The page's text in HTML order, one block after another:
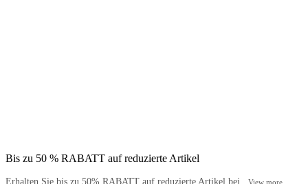
Bis zu 50 % RABATT auf reduzierte Artikel
Erhalten Sie bis zu 50% RABATT auf reduzierte Artikel bei...View more